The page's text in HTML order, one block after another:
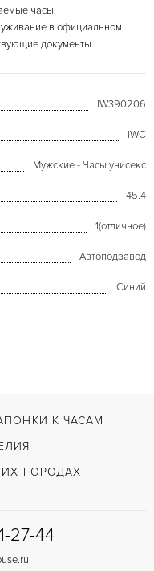
часы.
в официальном
документы.
IW390206
IWC
Мужские - Часы унисекс
45.4
1(отличное)
Автоподзавод
Синий
С документами, С футляром
Двойной сложности застежка
К ЧАСАМ
ГОРОДАХ
27-44